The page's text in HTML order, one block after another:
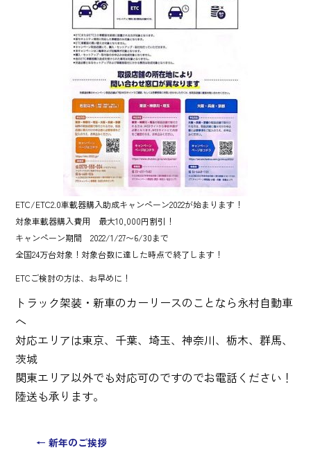
ETC/ETC2.0車載器購入助成キャンペーン2022が始まります！
対象車載器購入費用 最大10,000円割引！
キャンペーン期間 2022/1/27〜6/30まで
全国24万台対象！対象台数に達した時点で終了します！
ETCご検討の方は、お早めに！
トラック架装・新車のカーリースのことなら永村自動車
へ
対応エリアは東京、千葉、埼玉、神奈川、栃木、群馬、
茨城
関東エリア以外でも対応可のですのでお電話ください！
陸送も承ります。
← 新年のご挨拶